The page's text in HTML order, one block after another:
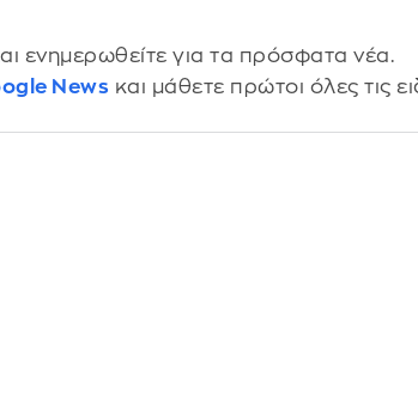
ενημερωθείτε για τα πρόσφατα νέα.
News και μάθετε πρώτοι όλες τις